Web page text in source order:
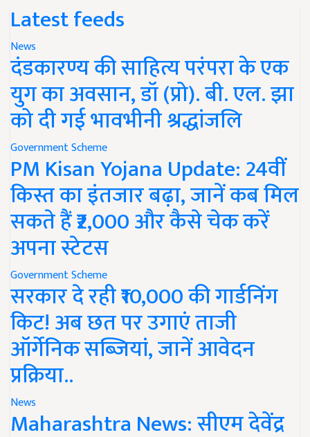
Latest feeds
News
दंडकारण्य की साहित्य परंपरा के एक
युग का अवसान, डॉ (प्रो). बी. एल. झा
को दी गई भावभीनी श्रद्धांजलि
Government Scheme
PM Kisan Yojana Update: 24वीं
किस्त का इंतजार बढ़ा, जानें कब मिल
सकते हैं ₹2,000 और कैसे चेक करें
अपना स्टेटस
Government Scheme
सरकार दे रही ₹10,000 की गार्डनिंग
किट! अब छत पर उगाएं ताजी
ऑर्गेनिक सब्जियां, जानें आवेदन
प्रक्रिया..
News
Maharashtra News: सीएम देवेंद्र